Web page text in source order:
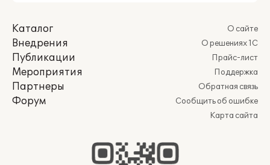
Каталог
Внедрения
Публикации
Мероприятия
Партнеры
Форум
О сайте
О решениях 1С
Прайс-лист
Поддержка
Обратная связь
Сообщить об ошибке
Карта сайта